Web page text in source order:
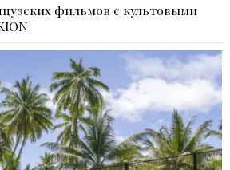
фильмов с культовыми